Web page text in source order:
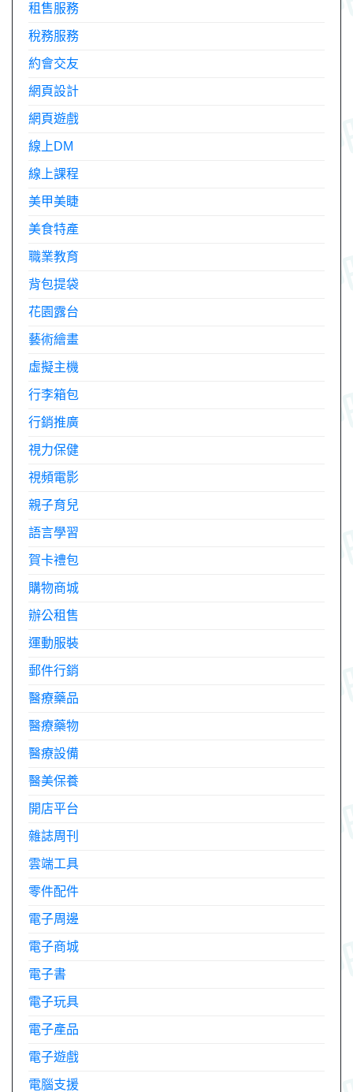
租售服務
稅務服務
約會交友
網頁設計
網頁遊戲
線上DM
線上課程
美甲美睫
美食特產
職業教育
背包提袋
花園露台
藝術繪畫
虛擬主機
行李箱包
行銷推廣
視力保健
視頻電影
親子育兒
語言學習
賀卡禮包
購物商城
辦公租售
運動服裝
郵件行銷
醫療藥品
醫療藥物
醫療設備
醫美保養
開店平台
雜誌周刊
雲端工具
零件配件
電子周邊
電子商城
電子書
電子玩具
電子產品
電子遊戲
電腦支援